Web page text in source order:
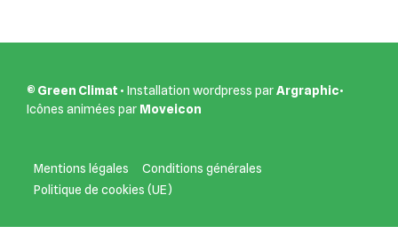
© Green Climat • Installation wordpress parArgraphic•
Icônes animées par Moveicon
Mentions légales
Conditions générales
Politique de cookies (UE)